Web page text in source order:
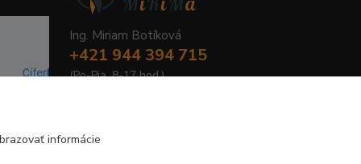
Ing. Miriam Botíková
+421 944 394 715
(Po-Pia, 8-17 hod.)
informácie